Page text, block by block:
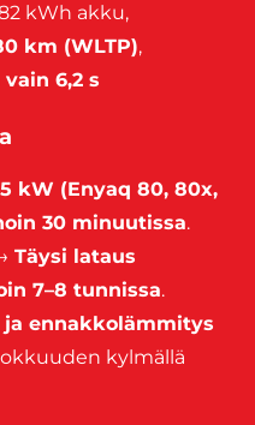
kWh akku,
km (WLTP),
6,2 s
kW (Enyaq 80, 80x,
30 minuutissa.
→ Täysi lataus
7–8 tunnissa.
ennakkolämmitys
kylmällä